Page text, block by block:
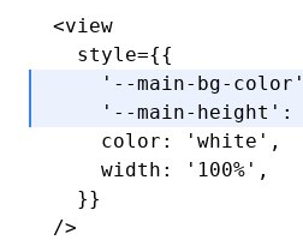
<view
  style
={{
    '--main-bg-color'
    '--main-height'
:
    color
: 'white' ,
    width
: '100%' ,
  }}
/>